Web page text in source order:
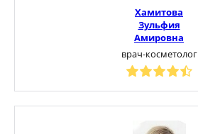
Хамитова
Зульфия
Амировна
врач-косметолог